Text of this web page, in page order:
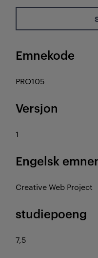
Emnekode
PRO105
Versjon
1
Engelsk
Creative Web Project
studiepoeng
7,5